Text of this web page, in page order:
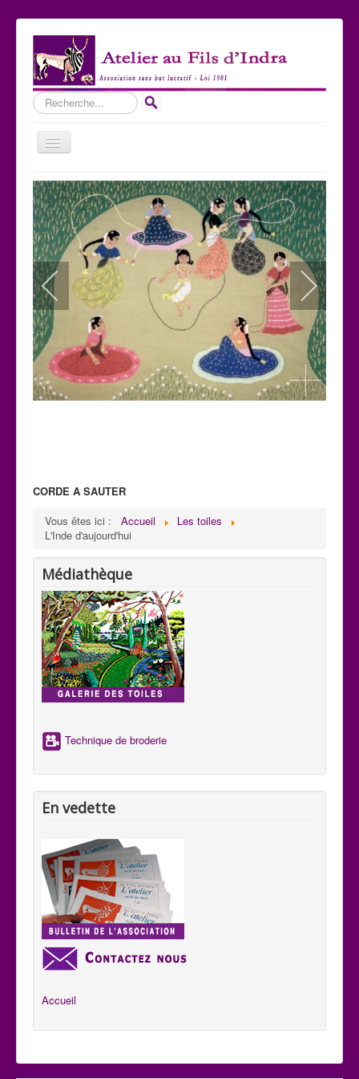
Rechercher
Basculer
la
Accueil
Qui sommes-nous ?
Les Expositions
Les toiles
Participer
Nous contacter
Sites amis
CORDE A SAUTER
Paysage: Création de Mani
H : 0,59m x L : 0,75m
Vous êtes ici : Accueil
Les toiles
L'Inde d'aujourd'hui
Médiathèque
Technique de broderie
En vedette
Accueil